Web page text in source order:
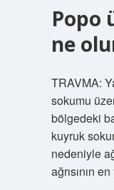
Popo
ne
TRAVMA:
sokumu
bölgedeki
kuyruk
nedeniyle
ağrısının